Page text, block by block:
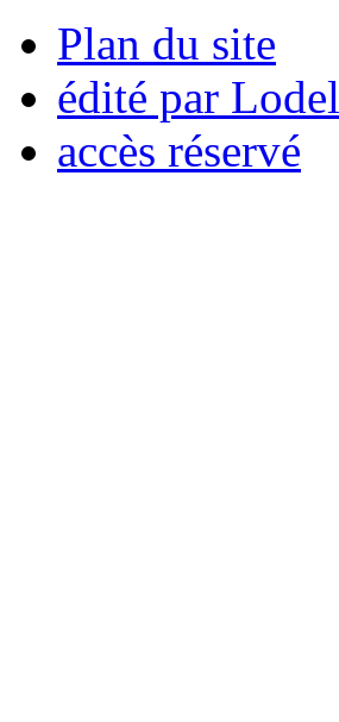
Plan du site
édité par Lodel
accès réservé